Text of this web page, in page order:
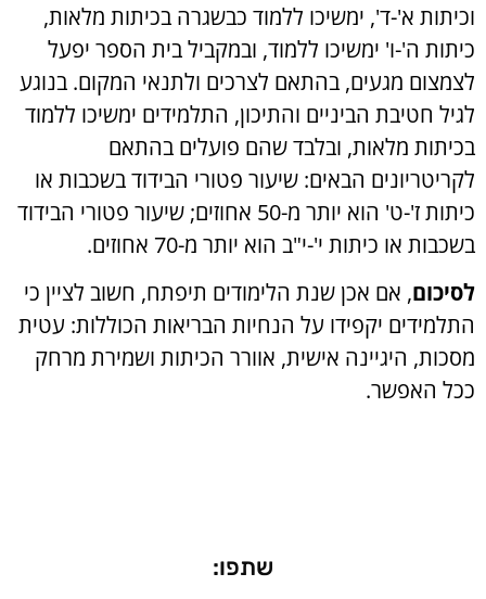
וכיתות א'-ד', ימשיכו ללמוד כבשגרה בכיתות מלאות,
כיתות ה'-ו' ימשיכו ללמוד, ובמקביל בית הספר יפעל
לצמצום מגעים, בהתאם לצרכים ולתנאי המקום. בנוגע
לגיל חטיבת הביניים והתיכון, התלמידים ימשיכו ללמוד
בכיתות מלאות, ובלבד שהם פועלים בהתאם
לקריטריונים הבאים: שיעור פטורי הבידוד בשכבות או
כיתות ז'-ט' הוא יותר מ-50 אחוזים; שיעור פטורי הבידוד
בשכבות או כיתות י'-י"ב הוא יותר מ-70 אחוזים.
לסיכום, אם אכן שנת הלימודים תיפתח, חשוב לציין כי
התלמידים יקפידו על הנחיות הבריאות הכוללות: עטית
מסכות, היגיינה אישית, אוורר הכיתות ושמירת מרחק
ככל האפשר.
שתפו: